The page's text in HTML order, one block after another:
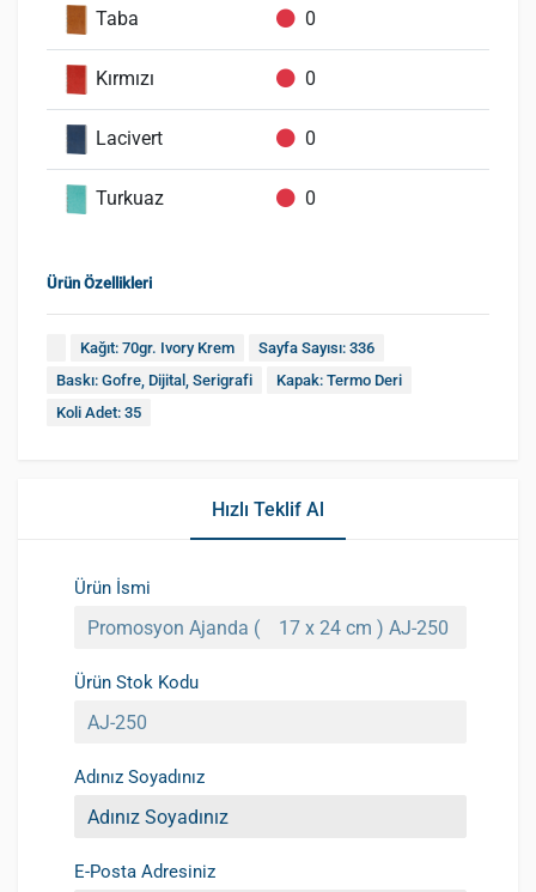
Taba 0
Kırmızı 0
Lacivert 0
Turkuaz 0
Ürün Özellikleri
Kağıt: 70gr. Ivory Krem
Sayfa Sayısı: 336
Baskı: Gofre, Dijital, Serigrafi
Kapak: Termo Deri
Koli Adet: 35
Hızlı Teklif Al
Ürün İsmi
Ürün Stok Kodu
Adınız Soyadınız
E-Posta Adresiniz